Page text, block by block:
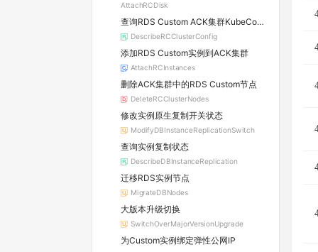
AttachRCDisk
查询RDS Custom ACK集群KubeConfig
DescribeRCClusterConfig
添加RDS Custom实例到ACK集群
AttachRCInstances
删除ACK集群中的RDS Custom节点
DeleteRCClusterNodes
修改实例原生复制开关状态
ModifyDBInstanceReplicationSwitch
查询实例复制状态
DescribeDBInstanceReplication
迁移RDS实例节点
MigrateDBNodes
大版本升级切换
SwitchOverMajorVersionUpgrade
为Custom实例绑定弹性公网IP